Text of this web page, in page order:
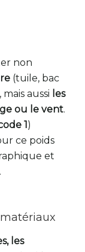
non
(tuile, bac
aussi les
ou le vent.
1 )
ce poids
et
les